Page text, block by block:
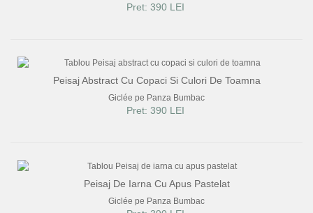
Pret: 390 LEI
Peisaj Abstract Cu Copaci Si Culori De Toamna
Giclée pe Panza Bumbac
Pret: 390 LEI
Peisaj De Iarna Cu Apus Pastelat
Giclée pe Panza Bumbac